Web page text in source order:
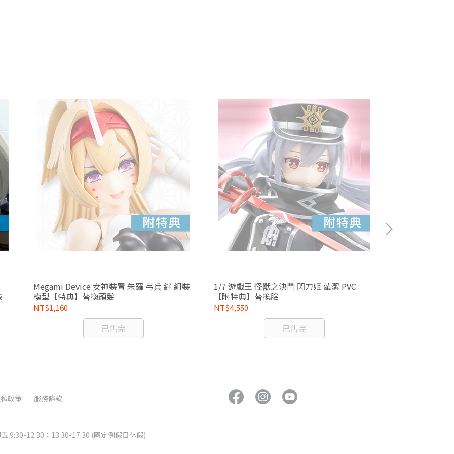
Megami Device 女神裝置 朱羅 弓兵 絆 組裝
模型【特典】替換頭髮
NT$1,160
已售完
1/7 遊戲王 怪獸之決鬥 閃刀姬 蘿潔 PVC
【附特典】替換臉
NT$4,550
已售完
政策 服務條款
9:30-12:30；13:30-17:30 (國定例假日休假)